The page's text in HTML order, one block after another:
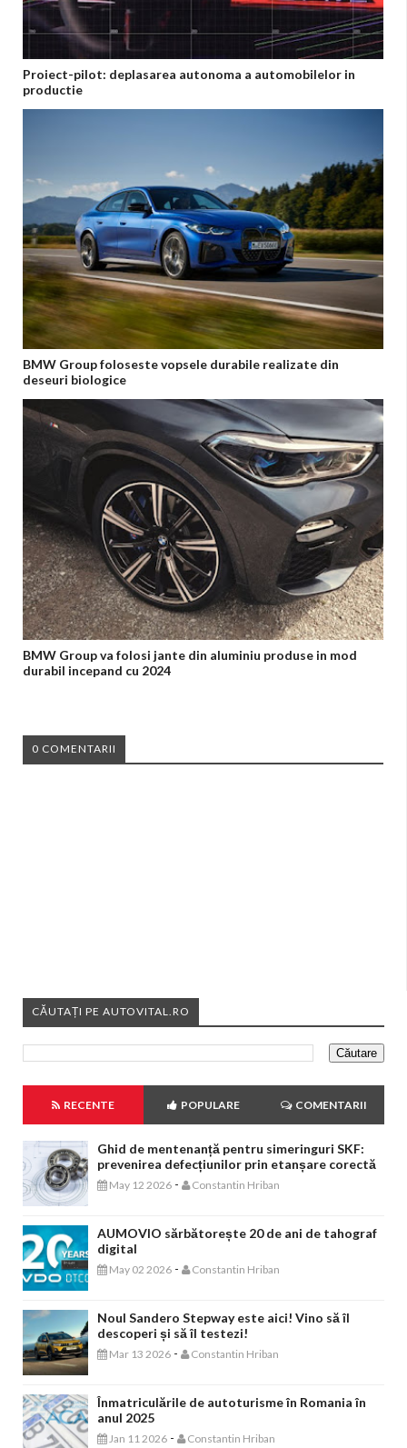
Proiect-pilot: deplasarea autonoma a automobilelor in
productie
BMW Group foloseste vopsele durabile realizate din
deseuri biologice
BMW Group va folosi jante din aluminiu produse in mod
durabil incepand cu 2024
0 COMENTARII
CĂUTAȚI PE AUTOVITAL.RO
RECENTE POPULARE COMENTARII
Ghid de mentenanță pentru simeringuri SKF:
prevenirea defecțiunilor prin etanșare corectă
May 12 2026 - Constantin Hriban
AUMOVIO sărbătorește 20 de ani de tahograf
digital
May 02 2026 - Constantin Hriban
Noul Sandero Stepway este aici! Vino să îl
descoperi și să îl testezi!
Mar 13 2026 - Constantin Hriban
Înmatriculările de autoturisme în Romania în
anul 2025
Jan 11 2026 - Constantin Hriban